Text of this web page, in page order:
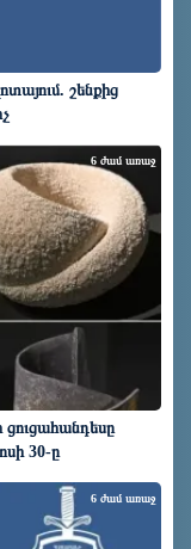
շենքից
30-ը
6 ժամ առաջ
6 ժամ առաջ